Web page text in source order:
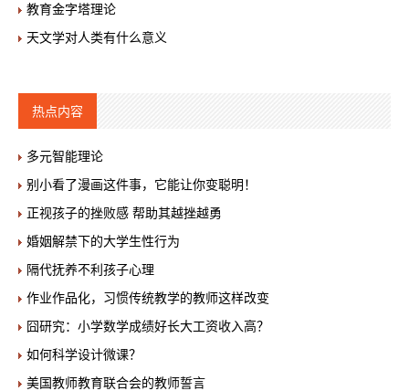
教育金字塔理论
天文学对人类有什么意义
热点内容
多元智能理论
别小看了漫画这件事，它能让你变聪明！
正视孩子的挫败感 帮助其越挫越勇
婚姻解禁下的大学生性行为
隔代抚养不利孩子心理
作业作品化，习惯传统教学的教师这样改变
囧研究：小学数学成绩好长大工资收入高？
如何科学设计微课？
美国教师教育联合会的教师誓言